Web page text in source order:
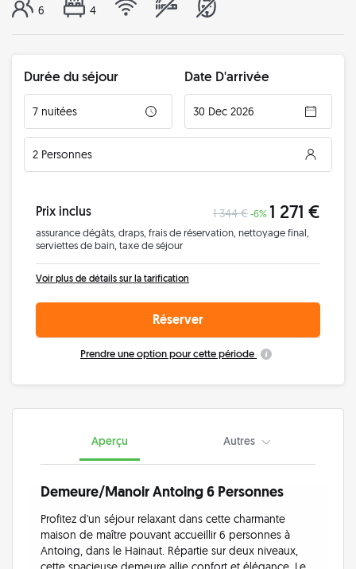
6 4
Durée du séjour
7 nuitées
Date D'arrivée
30 Dec 2026
2 Personnes
Prix inclus 1 344 €-6%1 271 €
assurance dégâts draps frais de réservation nettoyage final
serviettes de bain taxe de séjour
Voir plus de détails sur la tarification
Réserver
Prendre une option pour cette période
Aperçu Autres
Demeure/Manoir Antoing 6 Personnes
Profitez d'un séjour relaxant dans cette charmante
maison de maître pouvant accueillir 6 personnes à
Antoing, dans le Hainaut. Répartie sur deux niveaux,